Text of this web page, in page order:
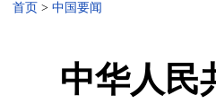
首页 > 中国要闻
中华人民